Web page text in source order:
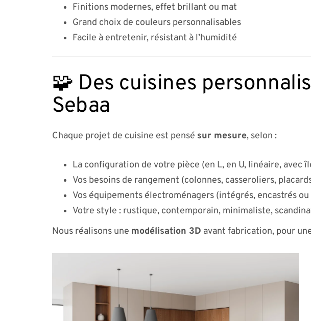
Finitions modernes, effet brillant ou mat
Grand choix de couleurs personnalisables
Facile à entretenir, résistant à l’humidité
🧩 Des cuisines
Sebaa
Chaque projet de cuisine est pensé sur mesure, selon :
La configuration de votre pièce (en L, en U, linéaire, avec
Vos besoins de rangement (colonnes, casseroliers,
Vos équipements électroménagers (intégrés, encastrés
Votre style : rustique, contemporain, minimaliste,
Nous réalisons une modélisation 3D avant fabrication, pour